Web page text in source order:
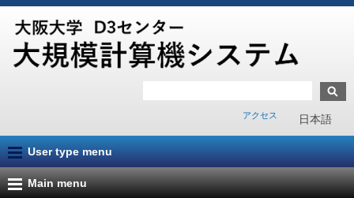
日本語
アクセス
User type menu
Main menu